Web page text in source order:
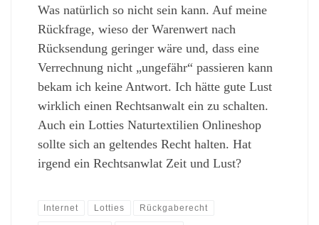
Was natürlich so nicht sein kann. Auf meine
Rückfrage, wieso der Warenwert nach
Rücksendung geringer wäre und, dass eine
Verrechnung nicht „ungefähr“ passieren kann
bekam ich keine Antwort. Ich hätte gute Lust
wirklich einen Rechtsanwalt ein zu schalten.
Auch ein Lotties Naturtextilien Onlineshop
sollte sich an geltendes Recht halten. Hat
irgend ein Rechtsanwlat Zeit und Lust?
Internet Lotties Rückgaberecht